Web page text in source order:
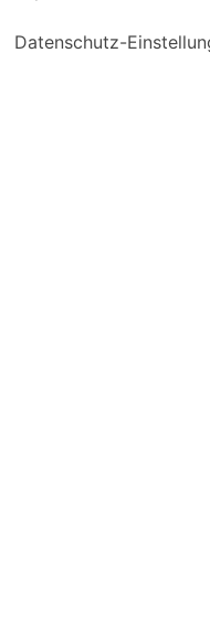
Datenschutz-